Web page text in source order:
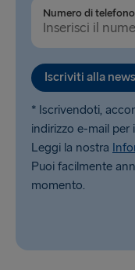
Numero di
Iscriviti alla
* Iscrivendoti,
indirizzo e-mail per
Leggi la nostra
Puoi facilmente
momento.